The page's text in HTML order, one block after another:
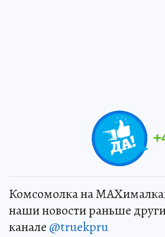
+
Комсомолка на
наши новости раньше
канале @truekpru